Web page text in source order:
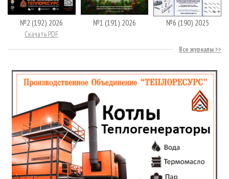
№2 (192) 2026
Скачать PDF
№1 (191) 2026 №6 (190) 2025
Все журналы